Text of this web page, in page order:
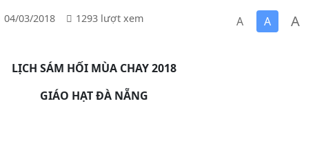
04/03/2018 1293 lượt xem A A A
LỊCH SÁM HỐI MÙA CHAY 2018
GIÁO HẠT ĐÀ NẴNG